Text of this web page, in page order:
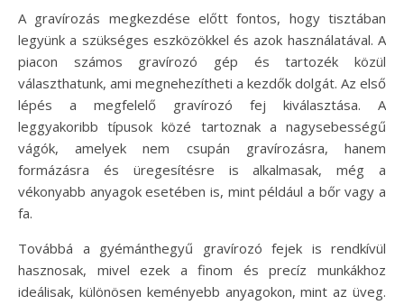
A gravírozás megkezdése előtt fontos, hogy tisztában
legyünk a szükséges eszközökkel és azok használatával. A
piacon számos gravírozó gép és tartozék közül
választhatunk, ami megnehezítheti a kezdők dolgát. Az első
lépés a megfelelő gravírozó fej kiválasztása. A
leggyakoribb típusok közé tartoznak a nagysebességű
vágók, amelyek nem csupán gravírozásra, hanem
formázásra és üregesítésre is alkalmasak, még a
vékonyabb anyagok esetében is, mint például a bőr vagy a
fa.
Továbbá a gyémánthegyű gravírozó fejek is rendkívül
hasznosak, mivel ezek a finom és precíz munkákhoz
ideálisak, különösen keményebb anyagokon, mint az üveg.